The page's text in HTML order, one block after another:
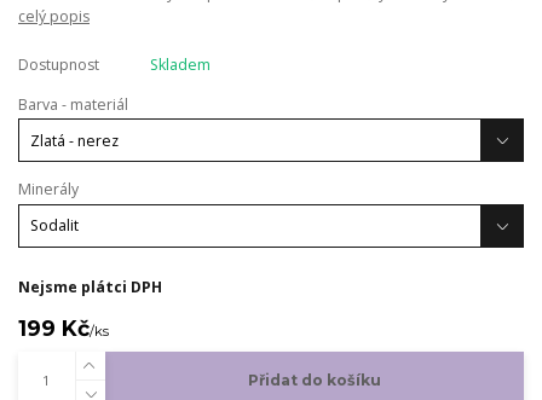
celý popis
Dostupnost
Skladem
Barva - materiál
Minerály
Nejsme plátci DPH
199 Kč/ks
Přidat do košíku